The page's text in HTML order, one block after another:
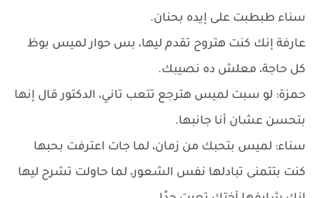
سناء طبطبت على إيده بحنان.
عارفة إنك كنت هتروح تقدم ليها، بس حوار لميس بوظ
كل حاجة، معلش ده نصيبك.
حمزة: لو سبت لميس هترجع تتعب تاني، الدكتور قال إنها
بتحسن عشان أنا جانبها.
سناء: لميس بتحبك من زمان، لما جات اعترفت بحبها
كنت بتتمنى تبادلها نفس الشعور، لما حاولت تشرح ليها